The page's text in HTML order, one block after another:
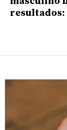
resultados: